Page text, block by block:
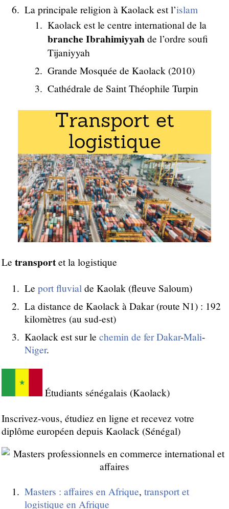
La principale religion à Kaolack est l’islam
Kaolack est le centre international de la
branche Ibrahimiyyah de l’ordre soufi
Tijaniyyah
Grande Mosquée de Kaolack (2010)
Cathédrale de Saint Théophile Turpin
Le transportet la logistique
Le port fluvial de Kaolak (fleuve Saloum)
La distance de Kaolack à Dakar (route N1) : 192
kilomètres (au sud-est)
Kaolack est sur le chemin de fer Dakar-Mali-
Niger.
Étudiants sénégalais (Kaolack)
Inscrivez-vous, étudiez en ligne et recevez votre
diplôme européen depuis Kaolack (Sénégal)
Masters : affaires en Afrique, transport et
logistique en Afrique